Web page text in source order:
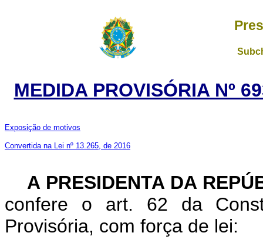
MEDIDA PROVISÓRIA Nº
Exposição de motivos
Convertida na Lei nº 13.265, de 2016
A PRESIDENTA DA
confere o art. 62 da
Provisória, com força de lei: